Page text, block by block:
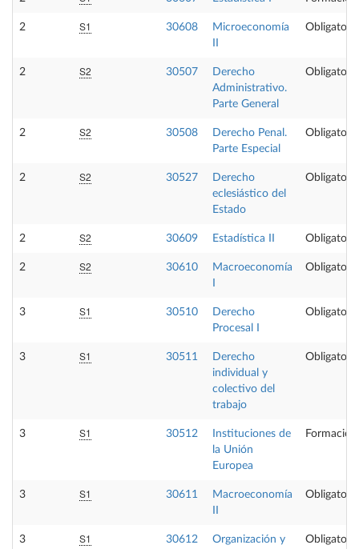
2 S1 30608
Microeconomía
Obligatoria
2 S2 30507
Derecho
Administrativo.
Parte General
Obligatoria
2 S2 30508
Derecho Penal.
Parte Especial
Obligatoria
2 S2 30527
Derecho
eclesiástico del
Estado
Obligatoria
2 S2 30609 Estadística II Obligatoria
2 S2 30610
Macroeconomía
Obligatoria
3 S1 30510
Derecho
Procesal I
Obligatoria
3 S1 30511
Derecho
individual y
colectivo del
trabajo
Obligatoria
3 S1 30512
Instituciones de
la Unión
Europea
3 S1 30611
Macroeconomía
Obligatoria
3 S1 30612
Organización y
Obligatoria